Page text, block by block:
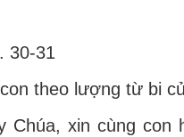
30-31
theo lượng từ bi
Chúa, xin cùng